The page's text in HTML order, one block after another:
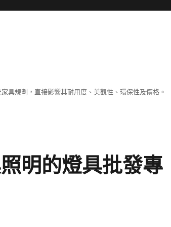
具規劃，直接影響其耐用度、美觀性、環保性及價格。
明的燈具批發專